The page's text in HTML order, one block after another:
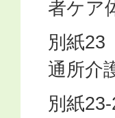
者ケア
別紙
通所介
別紙